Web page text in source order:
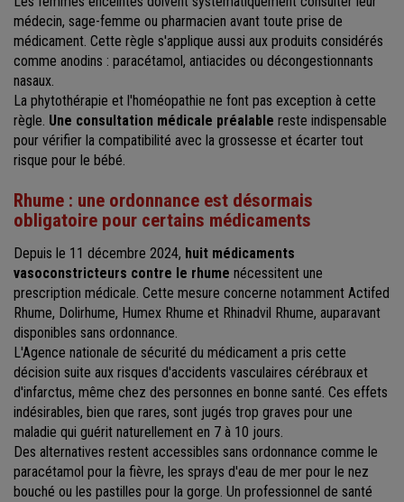
médecin, sage-femme ou pharmacien avant toute prise de
médicament. Cette règle s'applique aussi aux produits considérés
comme anodins : paracétamol, antiacides ou décongestionnants
nasaux.
La phytothérapie et l'homéopathie ne font pas exception à cette
règle. Une consultation médicale préalable reste indispensable
pour vérifier la compatibilité avec la grossesse et écarter tout
risque pour le bébé.
Rhume : une ordonnance est désormais
obligatoire pour certains médicaments
Depuis le 11 décembre 2024, huit médicaments
vasoconstricteurs contre le rhume nécessitent une
prescription médicale. Cette mesure concerne notamment Actifed
Rhume, Dolirhume, Humex Rhume et Rhinadvil Rhume, auparavant
disponibles sans ordonnance.
L'Agence nationale de sécurité du médicament a pris cette
décision suite aux risques d'accidents vasculaires cérébraux et
d'infarctus, même chez des personnes en bonne santé. Ces effets
indésirables, bien que rares, sont jugés trop graves pour une
maladie qui guérit naturellement en 7 à 10 jours.
Des alternatives restent accessibles sans ordonnance comme le
paracétamol pour la fièvre, les sprays d'eau de mer pour le nez
bouché ou les pastilles pour la gorge. Un professionnel de santé